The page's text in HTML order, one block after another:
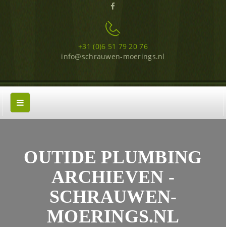
+31 (0)6 51 79 20 76
info@schrauwen-moerings.nl
OUTIDE PLUMBING
ARCHIEVEN -
SCHRAUWEN-
MOERINGS.NL